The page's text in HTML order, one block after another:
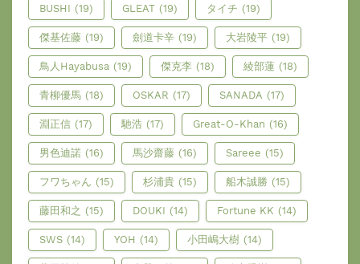
BUSHI (19) GLEAT (19) タイチ (19)
傑基佐藤 (19) 劍道卡辛 (19) 大岩陵平 (19)
鳥人Hayabusa (19) 傑克李 (18) 綾部蓮 (18)
青柳優馬 (18) OSKAR (17) SANADA (17)
淵正信 (17) 馳浩 (17) Great-O-Khan (16)
男色迪諾 (16) 馬沙齋藤 (16) Sareee (15)
フワちゃん (15) 杉浦貴 (15) 船木誠勝 (15)
藤田和之 (15) DOUKI (14) Fortune KK (14)
SWS (14) YOH (14) 小田嶋大樹 (14)